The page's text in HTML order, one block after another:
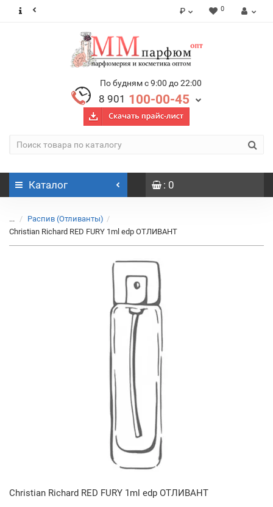
₽ 0
По будням с 9:00 до 22:00
8 901 100-00-45
Каталог : 0
...
Распив (Отливанты)
Christian Richard RED FURY 1ml edp ОТЛИВАНТ
Christian Richard RED FURY 1ml edp ОТЛИВАНТ